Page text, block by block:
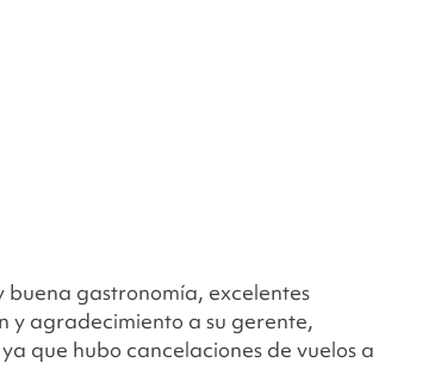
gastronomía, excelentes
y agradecimiento a su gerente,
que hubo cancelaciones de vuelos a